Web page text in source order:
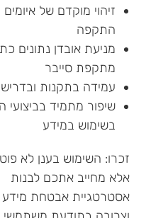
זיהוי מוקדם של
התקפה
מניעת אובדן נתונים
מתקפת סייבר
עמידה בתקנות
שיפור מתמיד בביצועי
בשימוש במידע
זכרו: השימוש בענן לא
אלא מחייב אתכם לבנות
אסטרטגיית אבטחת